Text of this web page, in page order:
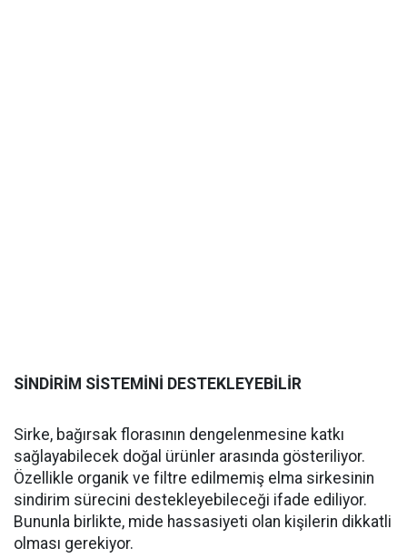
SİNDİRİM SİSTEMİNİ DESTEKLEYEBİLİR
Sirke, bağırsak florasının dengelenmesine katkı
sağlayabilecek doğal ürünler arasında gösteriliyor.
Özellikle organik ve filtre edilmemiş elma sirkesinin
sindirim sürecini destekleyebileceği ifade ediliyor.
Bununla birlikte, mide hassasiyeti olan kişilerin dikkatli
olması gerekiyor.